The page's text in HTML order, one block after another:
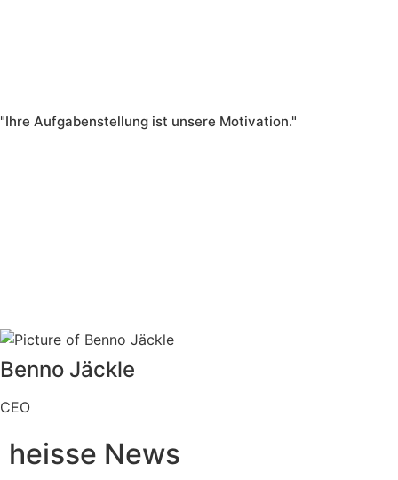
"Ihre Aufgabenstellung ist unsere Motivation."
Benno Jäckle
CEO
heisse News